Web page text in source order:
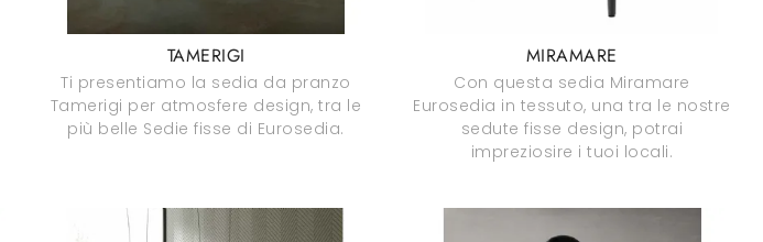
TAMERIGI
Ti presentiamo la sedia da pranzo
Tamerigi per atmosfere design, tra le
più belle Sedie fisse di Eurosedia.
MIRAMARE
Con questa sedia Miramare
Eurosedia in tessuto, una tra le nostre
sedute fisse design, potrai
impreziosire i tuoi locali.